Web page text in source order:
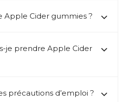
Apple Cider gummies ?
je prendre Apple Cider
précautions d’emploi ?